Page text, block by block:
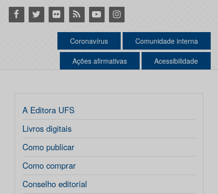
Facebook
Twitter Flickr RSS YoutubeInstagram
Coronavírus Comunidade interna
Ações afirmativas Acessibilidade
A Editora UFS
Livros digitais
Como publicar
Como comprar
Conselho editorial